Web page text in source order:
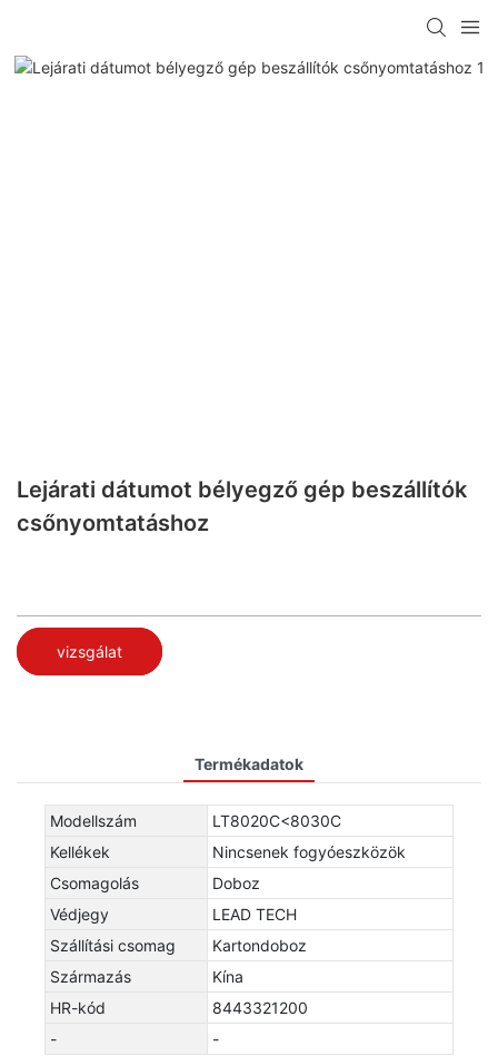
Lejárati dátumot bélyegző gép beszállítók
csőnyomtatáshoz
vizsgálat
Termékadatok
Modellszám
LT8020C<8030C
Kellékek
Nincsenek fogyóeszközök
Csomagolás
Doboz
Védjegy
LEAD TECH
Szállítási csomag
Kartondoboz
Származás
Kína
HR-kód
8443321200
-
-